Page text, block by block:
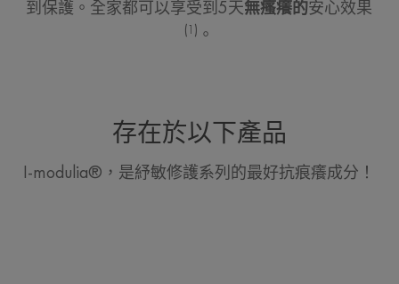
到保護。全家都可以享受到5天無瘙癢的安心效果
(1) 。
存在於以下產品
I-modulia®，是紓敏修護系列的最好抗痕癢成分！